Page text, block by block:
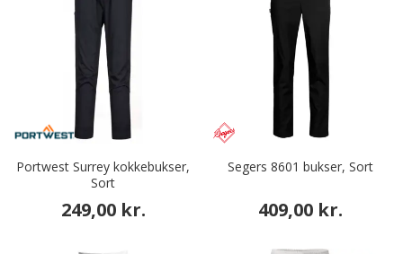
Portwest Surrey kokkebukser,
Sort
249,00 kr.
Segers 8601 bukser, Sort
409,00 kr.